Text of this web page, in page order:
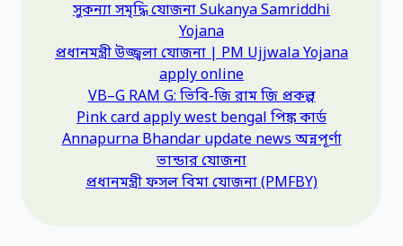
সুকন্যা সমৃদ্ধি যোজনা Sukanya Samriddhi
Yojana
প্রধানমন্ত্রী উজ্জ্বলা যোজনা | PM Ujjwala Yojana
apply online
VB–G RAM G: ভিবি-জি রাম জি প্রকল্প
Pink card apply west bengal পিঙ্ক কার্ড
Annapurna Bhandar update news অন্নপূর্ণা
ভান্ডার যোজনা
প্রধানমন্ত্রী ফসল বিমা যোজনা (PMFBY)